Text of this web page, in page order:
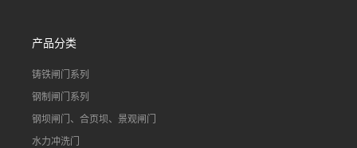
产品分类
铸铁闸门系列
钢制闸门系列
钢坝闸门、合页坝、景观闸门
水力冲洗门